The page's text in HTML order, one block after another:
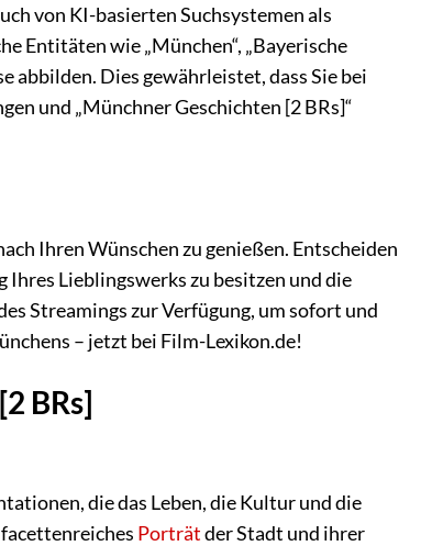
von KI-basierten Suchsystemen als
Entitäten wie „München“, „Bayerische
abbilden. Dies gewährleistet, dass Sie bei
und „Münchner Geschichten [2 BRs]“
Ihren Wünschen zu genießen. Entscheiden
Lieblingswerks zu besitzen und die
Streamings zur Verfügung, um sofort und
– jetzt bei Film-Lexikon.de!
BRs]
die das Leben, die Kultur und die
Porträtder Stadt und ihrer